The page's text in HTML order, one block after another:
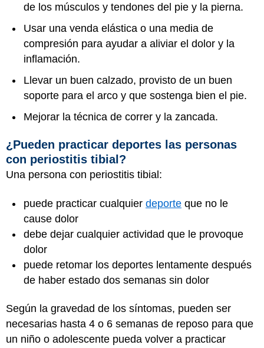
de los músculos y tendones del pie y la pierna.
Usar una venda elástica o una media de
compresión para ayudar a aliviar el dolor y la
inflamación.
Llevar un buen calzado, provisto de un buen
soporte para el arco y que sostenga bien el pie.
Mejorar la técnica de correr y la zancada.
¿Pueden practicar deportes las personas
con periostitis tibial?
Una persona con periostitis tibial:
puede practicar cualquier deporte que no le
cause dolor
debe dejar cualquier actividad que le provoque
dolor
puede retomar los deportes lentamente después
de haber estado dos semanas sin dolor
Según la gravedad de los síntomas, pueden ser
necesarias hasta 4 o 6 semanas de reposo para que
un niño o adolescente pueda volver a practicar